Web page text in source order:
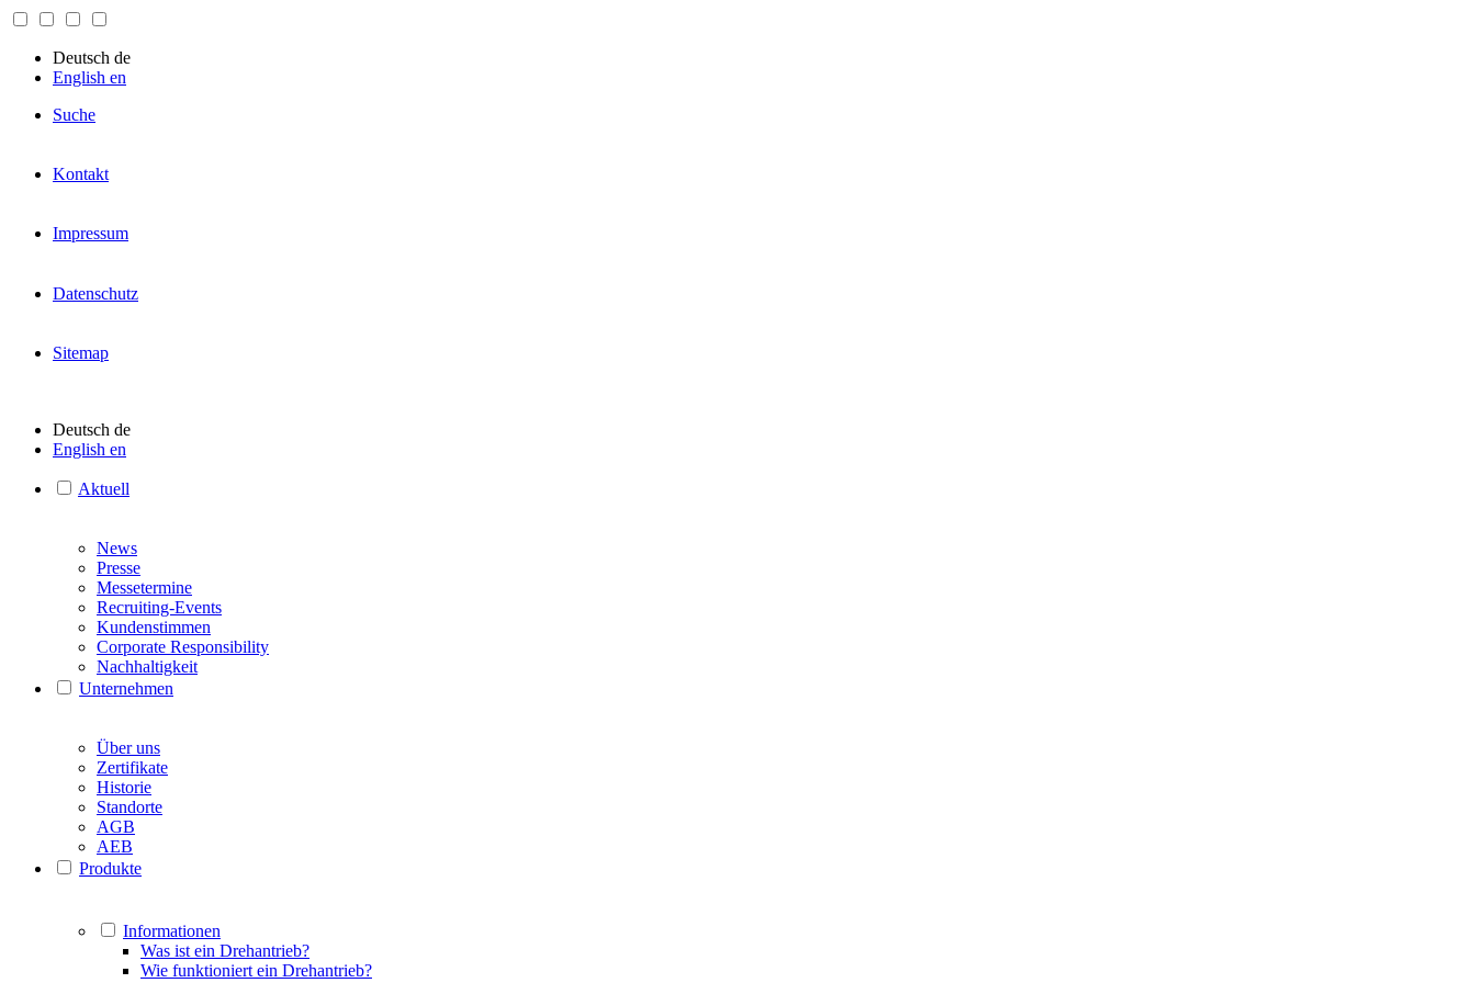
Deutsch de
English en
Suche
Kontakt
Impressum
Datenschutz
Sitemap
Deutsch de
English en
Aktuell
News
Presse
Messetermine
Recruiting-Events
Kundenstimmen
Corporate Responsibility
Nachhaltigkeit
Unternehmen
Über uns
Zertifikate
Historie
Standorte
AGB
AEB
Produkte
Informationen
Was ist ein Drehantrieb?
Wie funktioniert ein Drehantrieb?